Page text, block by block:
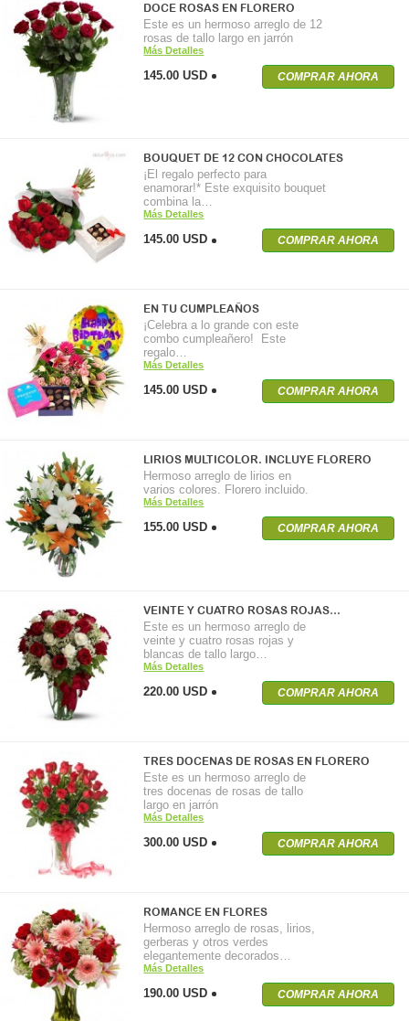
DOCE ROSAS EN FLORERO
Este es un hermoso arreglo de 12
rosas de tallo largo en jarrón
Más Detalles
145.00 USD COMPRAR AHORA
BOUQUET DE 12 CON CHOCOLATES
¡El regalo perfecto para
enamorar!* Este exquisito bouquet
combina la…
Más Detalles
145.00 USD COMPRAR AHORA
EN TU CUMPLEAÑOS
¡Celebra a lo grande con este
combo cumpleañero! Este
regalo…
Más Detalles
145.00 USD COMPRAR AHORA
LIRIOS MULTICOLOR. INCLUYE FLORERO
Hermoso arreglo de lirios en
varios colores. Florero incluido.
Más Detalles
155.00 USD COMPRAR AHORA
VEINTE Y CUATRO ROSAS ROJAS…
Este es un hermoso arreglo de
veinte y cuatro rosas rojas y
blancas de tallo largo…
Más Detalles
220.00 USD COMPRAR AHORA
TRES DOCENAS DE ROSAS EN FLORERO
Este es un hermoso arreglo de
tres docenas de rosas de tallo
largo en jarrón
Más Detalles
300.00 USD COMPRAR AHORA
ROMANCE EN FLORES
Hermoso arreglo de rosas, lirios,
gerberas y otros verdes
elegantemente decorados…
Más Detalles
190.00 USD COMPRAR AHORA